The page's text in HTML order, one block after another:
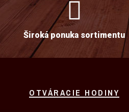
Široká ponuka sortimentu
OTVÁRACIE HODINY